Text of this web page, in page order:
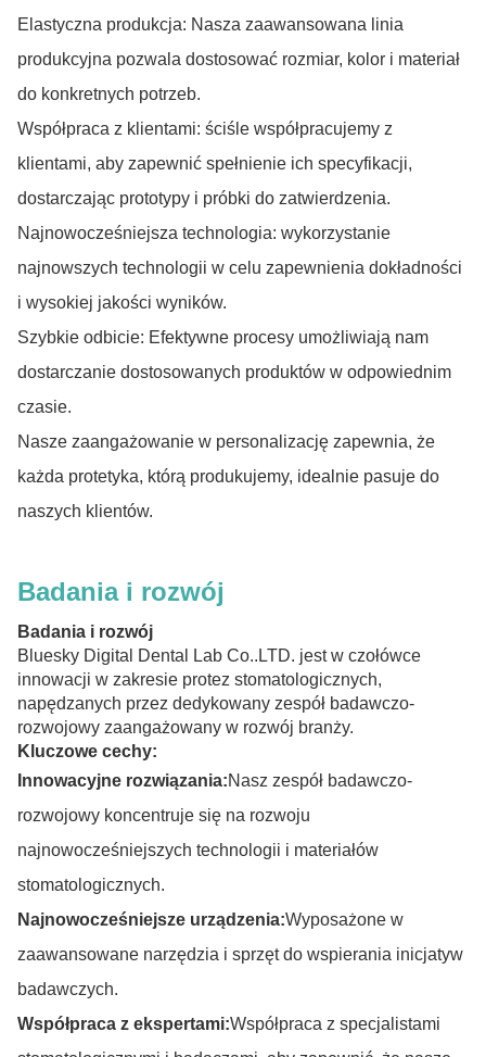
Elastyczna produkcja: Nasza zaawansowana linia
produkcyjna pozwala dostosować rozmiar, kolor i materiał
do konkretnych potrzeb.
Współpraca z klientami: ściśle współpracujemy z
klientami, aby zapewnić spełnienie ich specyfikacji,
dostarczając prototypy i próbki do zatwierdzenia.
Najnowocześniejsza technologia: wykorzystanie
najnowszych technologii w celu zapewnienia dokładności
i wysokiej jakości wyników.
Szybkie odbicie: Efektywne procesy umożliwiają nam
dostarczanie dostosowanych produktów w odpowiednim
czasie.
Nasze zaangażowanie w personalizację zapewnia, że
każda protetyka, którą produkujemy, idealnie pasuje do
naszych klientów.
Badania i rozwój
Badania i rozwój
Bluesky Digital Dental Lab Co..LTD. jest w czołówce
innowacji w zakresie protez stomatologicznych,
napędzanych przez dedykowany zespół badawczo-
rozwojowy zaangażowany w rozwój branży.
Kluczowe cechy:
Innowacyjne rozwiązania:Nasz zespół badawczo-
rozwojowy koncentruje się na rozwoju
najnowocześniejszych technologii i materiałów
stomatologicznych.
Najnowocześniejsze urządzenia:Wyposażone w
zaawansowane narzędzia i sprzęt do wspierania inicjatyw
badawczych.
Współpraca z ekspertami:Współpraca z specjalistami